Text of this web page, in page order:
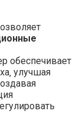
обеспечивает
улучшая